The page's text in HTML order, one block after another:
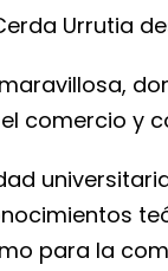
Urrutia
comercio y
para la